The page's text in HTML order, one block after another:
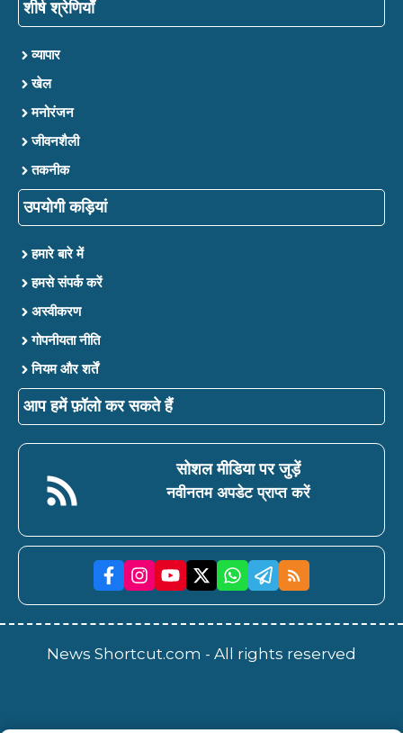
शीर्ष श्रेणियाँ
व्यापार
खेल
मनोरंजन
जीवनशैली
तकनीक
उपयोगी कड़ियां
हमारे बारे में
हमसे संपर्क करें
अस्वीकरण
गोपनीयता नीति
नियम और शर्तें
आप हमें फ़ॉलो कर सकते हैं
सोशल मीडिया पर जुड़ें
नवीनतम अपडेट प्राप्त करें
News Shortcut.com - All rights reserved